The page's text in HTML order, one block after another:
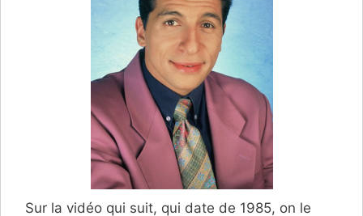
Sur la vidéo qui suit, qui date de 1985, on le